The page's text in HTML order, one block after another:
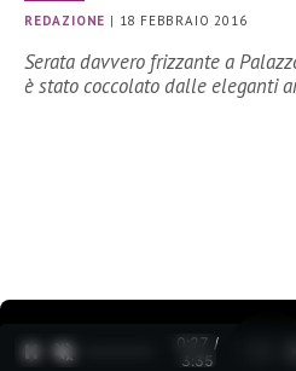
REDAZIONE | 18 FEBBRAIO 2016
Serata davvero frizzante a
è stato coccolato dalle eleganti
0:28 /
3:35